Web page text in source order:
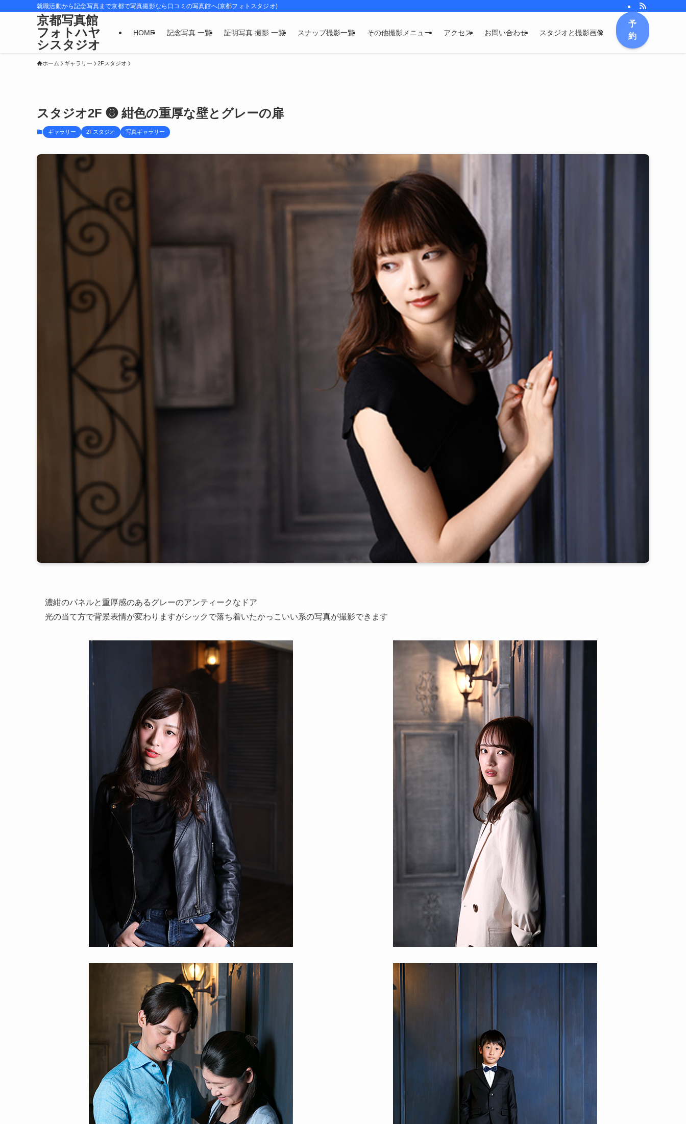
就職活動から記念写真まで京都で写真撮影なら口コミの写真館へ(京都フォトスタジオ)
京都写真館
フォトハヤ
シスタジオ
HOME 記念写真 一覧 証明写真 撮影 一覧 スナップ撮影一覧 その他撮影メニュー アクセス お問い合わせ スタジオと撮影画像
予
約
ホーム ギャラリー 2Fスタジオ
スタジオ2F ❽ 紺色の重厚な壁とグレーの扉
ギャラリー 2Fスタジオ 写真ギャラリー
濃紺のパネルと重厚感のあるグレーのアンティークなドア
光の当て方で背景表情が変わりますがシックで落ち着いたかっこいい系の写真が撮影できます